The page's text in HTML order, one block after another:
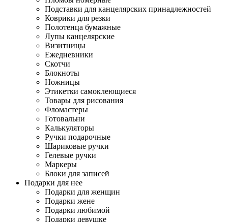
Подставки для канцелярских принадлежностей
Коврики для резки
Полотенца бумажные
Лупы канцелярские
Визитницы
Ежедневники
Скотчи
Блокноты
Ножницы
Этикетки самоклеющиеся
Товары для рисования
Фломастеры
Готовальни
Калькуляторы
Ручки подарочные
Шариковые ручки
Гелевые ручки
Маркеры
Блоки для записей
Подарки для нее
Подарки для женщин
Подарки жене
Подарки любимой
Подарки девушке